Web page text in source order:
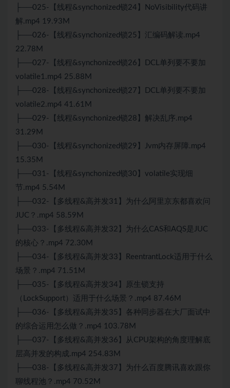
├──025-【线程&synchonized锁24】NoVisibility代码讲
解.mp4 19.93M
├──026-【线程&synchonized锁25】汇编码解读.mp4
22.78M
├──027-【线程&synchonized锁26】DCL单列要不要加
volatile1.mp4 25.88M
├──028-【线程&synchonized锁27】DCL单列要不要加
volatile2.mp4 41.61M
├──029-【线程&synchonized锁28】解决乱序.mp4
31.29M
├──030-【线程&synchonized锁29】Jvm内存屏障.mp4
15.35M
├──031-【线程&synchonized锁30】volatile实现细
节.mp4 5.54M
├──032-【多线程&高并发31】为什么阿里京东都喜欢问
JUC？.mp4 58.59M
├──033-【多线程&高并发32】为什么CAS和AQS是JUC
的核心？.mp4 72.30M
├──034-【多线程&高并发33】ReentrantLock适用于什么
场景？.mp4 71.51M
├──035-【多线程&高并发34】原生锁支持
（LockSupport）适用于什么场景？.mp4 87.46M
├──036-【多线程&高并发35】各种同步器在大厂
面试中
的综合运用怎么做？.mp4 103.78M
├──037-【多线程&高并发36】从CPU架构的角度理解底
层高并发的构成.mp4 254.83M
├──038-【多线程&高并发37】为什么百度腾讯喜欢跟你
聊线程池？.mp4 70.52M